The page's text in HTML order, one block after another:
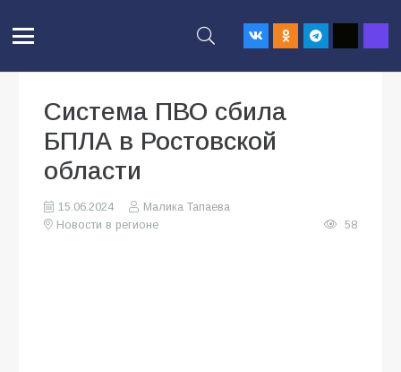
Система ПВО сбила
БПЛА в Ростовской
области
15.06.2024
Малика Тапаева
Новости в регионе
58